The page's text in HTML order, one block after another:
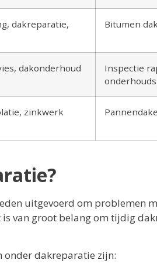
dakreparatie,
Bitumen
dakonderhoud
Inspectie
zinkwerk
uitgevoerd om problemen
van groot belang om tijdig
onder dakreparatie zijn: